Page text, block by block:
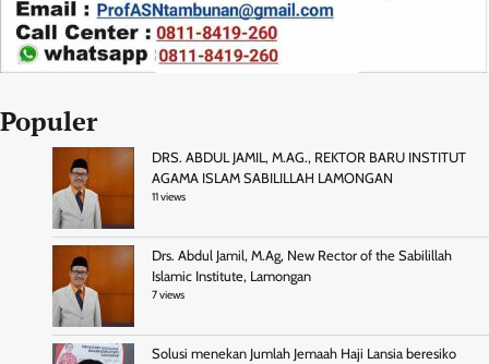
Populer
DRS. ABDUL JAMIL, M.AG., REKTOR BARU INSTITUT
AGAMA ISLAM SABILILLAH LAMONGAN
11 views
Drs. Abdul Jamil, M.Ag, New Rector of the Sabilillah
Islamic Institute, Lamongan
7 views
Solusi menekan Jumlah Jemaah Haji Lansia beresiko